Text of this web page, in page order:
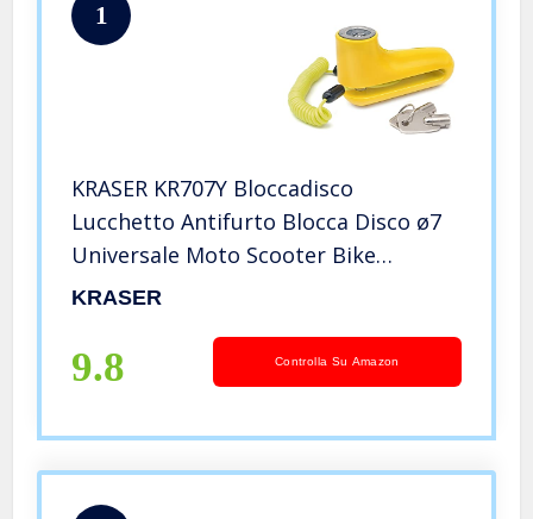
1
KRASER KR707Y Bloccadisco
Lucchetto Antifurto Blocca Disco ø7
Universale Moto Scooter Bike
Scooter + Cavo Promemoria
KRASER
9.8 Controlla Su Amazon